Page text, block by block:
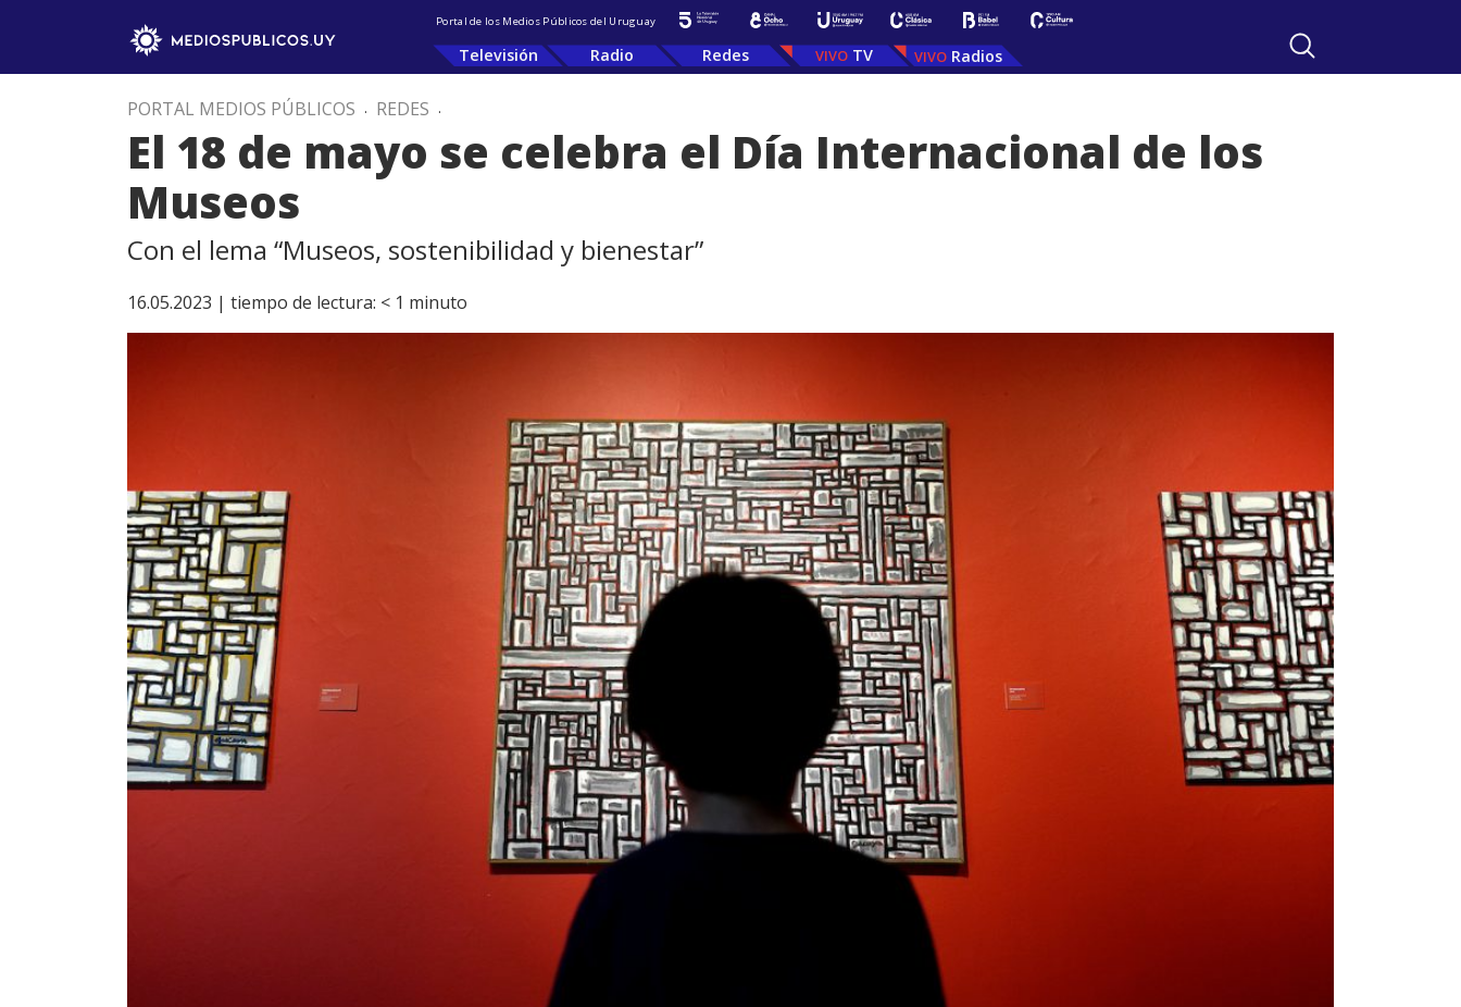
Portal de los Medios Públicos del Uruguay
Televisión Radio Redes TV Radios
PORTAL MEDIOS PÚBLICOS . REDES .
El 18 de mayo se celebra el Día Internacional de los
Museos
Con el lema “Museos, sostenibilidad y bienestar”
16.05.2023 | tiempo de lectura: < 1 minuto